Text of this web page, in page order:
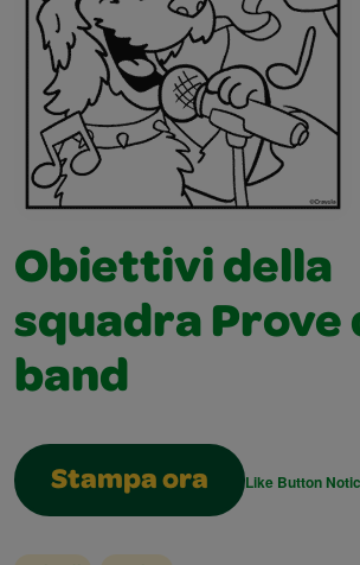
Obiettivi della
squadra Prove
band
Stampa ora Like Button